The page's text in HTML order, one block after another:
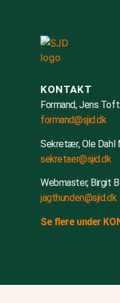
KONTAKT
Formand, Jens Toft
formand@sjid.dk
Sekretær, Ole Dahl
sekretaer@sjid.dk
Webmaster, Birgit
jagthunden@sjid.dk
Se flere under